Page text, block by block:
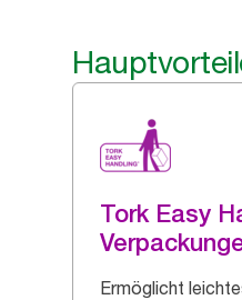
Tork Easy
Ermöglicht